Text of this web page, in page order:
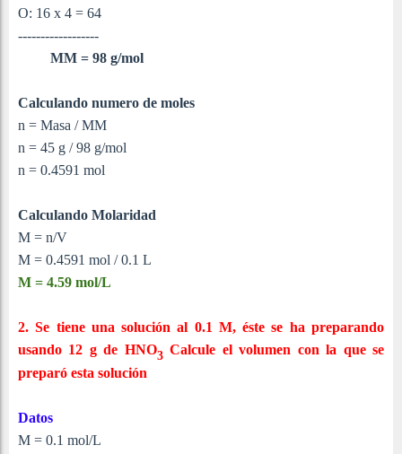
O: 16 x 4 = 64
------------------
MM = 98 g/mol
Calculando numero de moles
n = Masa / MM
n = 45 g / 98 g/mol
n = 0.4591 mol
Calculando Molaridad
M = n/V
M = 0.4591 mol / 0.1 L
M = 4.59 mol/L
2. Se tiene una solución al 0.1 M, éste se ha preparando
usando 12 g de HNO3Calcule el volumen con la que se
preparó esta solución
Datos
M = 0.1 mol/L